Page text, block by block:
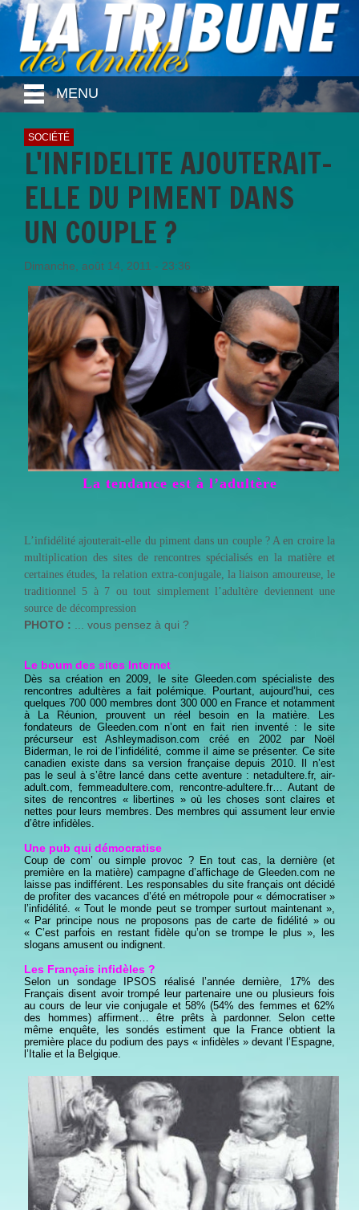
MENU
SOCIÉTÉ
L'INFIDELITE AJOUTERAIT-
ELLE DU PIMENT DANS
UN COUPLE ?
Dimanche, août 14, 2011 - 23:36
La tendance est à l’adultère
L’infidélité ajouterait-elle du piment dans un couple ? A en croire la
multiplication des sites de rencontres spécialisés en la matière et
certaines études, la relation extra-conjugale, la liaison amoureuse, le
traditionnel 5 à 7 ou tout simplement l’adultère deviennent une
source de décompression
PHOTO : ... vous pensez à qui ?
Le boum des sites Internet
Dès sa création en 2009, le site Gleeden.com spécialiste des
rencontres adultères a fait polémique. Pourtant, aujourd’hui, ces
quelques 700 000 membres dont 300 000 en France et notamment
à La Réunion, prouvent un réel besoin en la matière. Les
fondateurs de Gleeden.com n’ont en fait rien inventé : le site
précurseur est Ashleymadison.com créé en 2002 par Noël
Biderman, le roi de l’infidélité, comme il aime se présenter. Ce site
canadien existe dans sa version française depuis 2010. Il n’est
pas le seul à s’être lancé dans cette aventure : netadultere.fr, air-
adult.com, femmeadultere.com, rencontre-adultere.fr… Autant de
sites de rencontres « libertines » où les choses sont claires et
nettes pour leurs membres. Des membres qui assument leur envie
d’être infidèles.
Une pub qui démocratise
Coup de com’ ou simple provoc ? En tout cas, la dernière (et
première en la matière) campagne d’affichage de Gleeden.com ne
laisse pas indifférent. Les responsables du site français ont décidé
de profiter des vacances d’été en métropole pour « démocratiser »
l’infidélité. « Tout le monde peut se tromper surtout maintenant »,
« Par principe nous ne proposons pas de carte de fidélité » ou
« C’est parfois en restant fidèle qu’on se trompe le plus », les
slogans amusent ou indignent.
Les Français infidèles ?
Selon un sondage IPSOS réalisé l’année dernière, 17% des
Français disent avoir trompé leur partenaire une ou plusieurs fois
au cours de leur vie conjugale et 58% (54% des femmes et 62%
des hommes) affirment… être prêts à pardonner. Selon cette
même enquête, les sondés estiment que la France obtient la
première place du podium des pays « infidèles » devant l’Espagne,
l’Italie et la Belgique.